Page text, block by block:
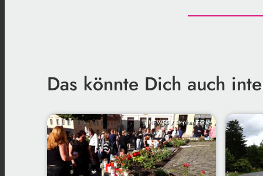
Das könnte Dich auch
NEWS5 / Stephan Fricke